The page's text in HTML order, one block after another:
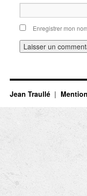
Enregistrer mon
Jean Traullé